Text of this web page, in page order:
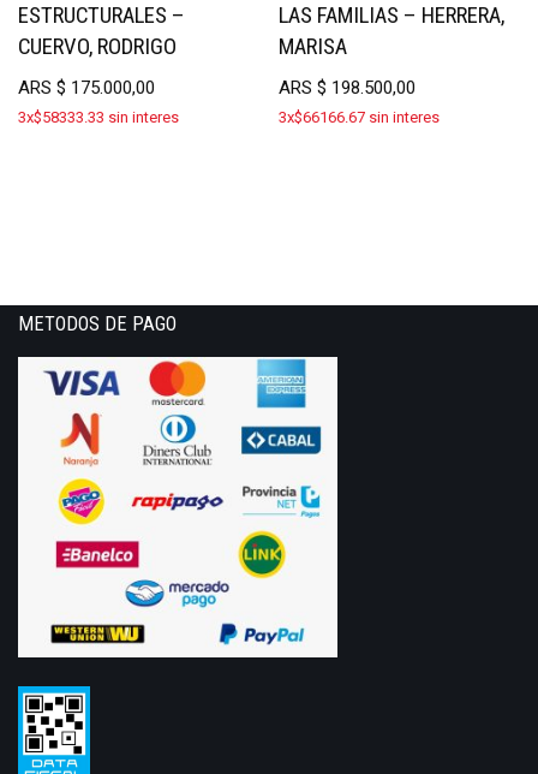
ESTRUCTURALES –
CUERVO, RODRIGO
ARS $ 175.000,00
3x$58333.33 sin interes
LAS FAMILIAS – HERRERA,
MARISA
ARS$ 198.500,00
3x$66166.67 sin interes
METODOS DE PAGO